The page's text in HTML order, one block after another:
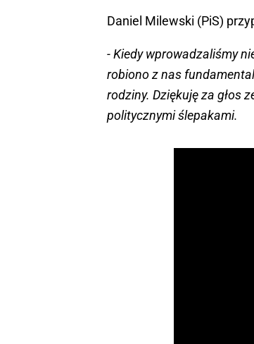
Daniel Milewski (PiS)
- Kiedy wprowadzaliśmy
robiono z nas
rodziny. Dziękuję za głos
politycznymi ślepakami.